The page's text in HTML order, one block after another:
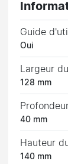
Guide
Oui
Largeur
128 mm
40 mm
Hauteur
140 mm